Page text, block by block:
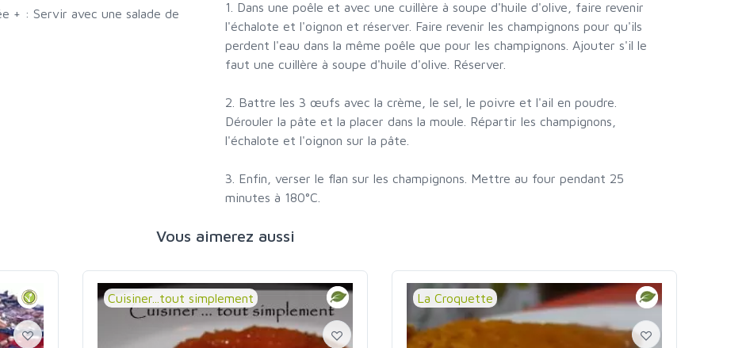
+ : Servir avec une salade de
1. Dans une poêle et avec une cuillère à soupe d'huile d'olive, faire revenir
l'échalote et l'oignon et réserver. Faire revenir les champignons pour qu'ils
perdent l'eau dans la même poêle que pour les champignons. Ajouter s'il le
faut une cuillère à soupe d'huile d'olive. Réserver.
2. Battre les 3 œufs avec la crème, le sel, le poivre et l'ail en poudre.
Dérouler la pâte et la placer dans la moule. Répartir les champignons,
l'échalote et l'oignon sur la pâte.
3. Enfin, verser le flan sur les champignons. Mettre au four pendant 25
minutes à 180°C.
Vous aimerez aussi
Cuisiner...tout simplement La Croquette